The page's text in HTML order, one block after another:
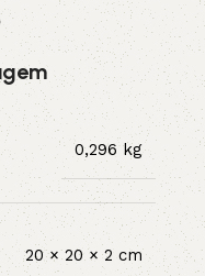
0,296 kg
20 × 20 × 2 cm